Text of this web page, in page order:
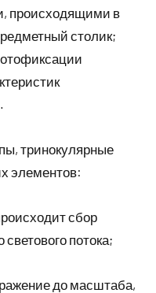
происходящими в
столик;
тринокулярные
элементов:
сбор
потока;
до масштаба,